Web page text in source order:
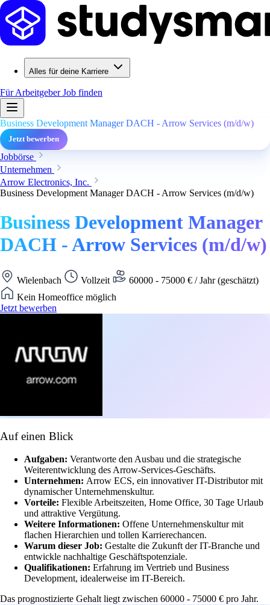
Alles für deine Karriere
Für ArbeitgeberJob finden
Business Development Manager DACH - Arrow Services (m/d/w)
Jetzt bewerben
Jobbörse
Unternehmen
Arrow Electronics, Inc.
Business Development Manager DACH - Arrow Services (m/d/w)
Business Development Manager
DACH - Arrow Services (m/d/w)
Wielenbach Vollzeit
60000 - 75000 € / Jahr (geschätzt)
Kein Homeoffice möglich
Jetzt bewerben
Auf einen Blick
Aufgaben: Verantworte den Ausbau und die strategische
Weiterentwicklung des Arrow-Services-Geschäfts.
Unternehmen: Arrow ECS, ein innovativer IT-Distributor mit
dynamischer Unternehmenskultur.
Vorteile: Flexible Arbeitszeiten, Home Office, 30 Tage Urlaub
und attraktive Vergütung.
Weitere Informationen: Offene Unternehmenskultur mit
flachen Hierarchien und tollen Karrierechancen.
Warum dieser Job: Gestalte die Zukunft der IT-Branche und
entwickle nachhaltige Geschäftspotenziale.
Qualifikationen: Erfahrung im Vertrieb und Business
Development, idealerweise im IT-Bereich.
Das prognostizierte Gehalt liegt zwischen 60000 - 75000 € pro Jahr.